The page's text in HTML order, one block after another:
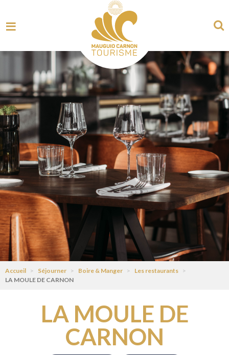
Accueil > Séjourner > Boire & Manger > Les restaurants >
LA MOULE DE CARNON
LA MOULE DE
CARNON